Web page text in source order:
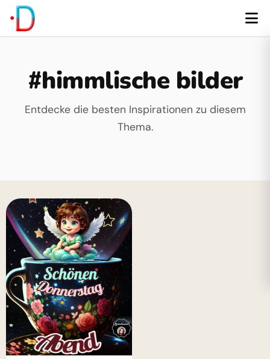
#himmlische bilder
Entdecke die besten Inspirationen zu diesem
Thema.